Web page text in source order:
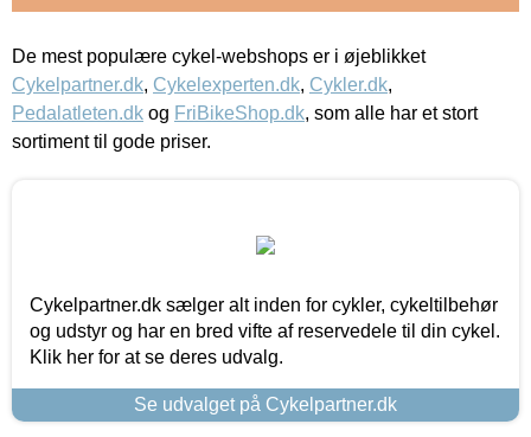
De mest populære cykel-webshops er i øjeblikket
Cykelpartner.dk, Cykelexperten.dk, Cykler.dk,
Pedalatleten.dk og FriBikeShop.dk, som alle har et stort
sortiment til gode priser.
Cykelpartner.dk sælger alt inden for cykler, cykeltilbehør
og udstyr og har en bred vifte af reservedele til din cykel.
Klik her for at se deres udvalg.
Se udvalget på Cykelpartner.dk